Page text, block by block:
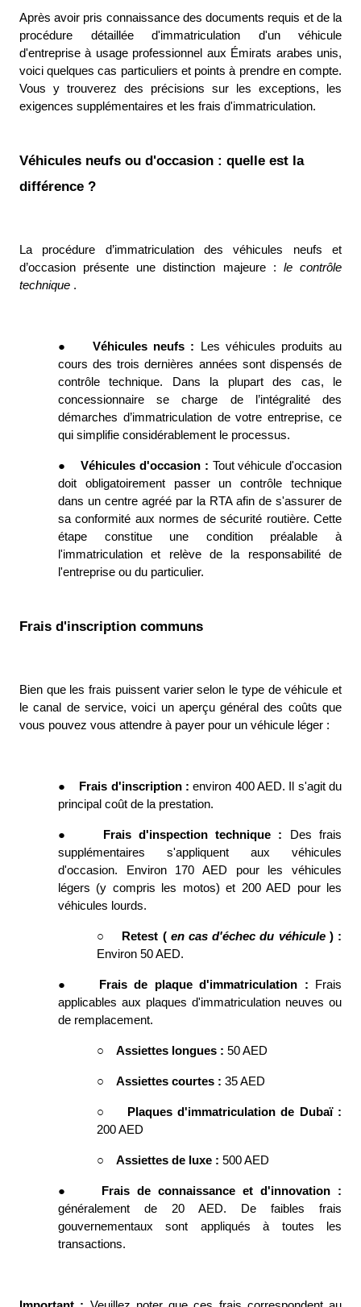
Après avoir pris connaissance des documents requis et de la
procédure détaillée d'immatriculation d'un véhicule
d'entreprise à usage professionnel aux Émirats arabes unis,
voici quelques cas particuliers et points à prendre en compte.
Vous y trouverez des précisions sur les exceptions, les
exigences supplémentaires et les frais d'immatriculation.
Véhicules neufs ou d'occasion : quelle est la
différence ?
La procédure d’immatriculation des véhicules neufs et
d’occasion présente une distinction majeure : le contrôle
technique .
● Véhicules neufs :
Les véhicules produits au
cours des trois dernières années sont dispensés de
contrôle technique. Dans la plupart des cas, le
concessionnaire se charge de l’intégralité des
démarches d’immatriculation de votre entreprise, ce
qui simplifie considérablement le processus.
● Véhicules d'occasion : Tout véhicule d'occasion
doit obligatoirement passer un contrôle technique
dans un centre agréé par la RTA afin de s'assurer de
sa conformité aux normes de sécurité routière. Cette
étape constitue une condition préalable à
l'immatriculation et relève de la responsabilité de
l'entreprise ou du particulier.
Frais d'inscription communs
Bien que les frais puissent varier selon le type de véhicule et
le canal de service, voici un aperçu général des coûts que
vous pouvez vous attendre à payer pour un véhicule léger :
● Frais d'inscription : environ 400 AED. Il s'agit du
principal coût de la prestation.
● Frais d'inspection technique :
Des frais
supplémentaires s'appliquent aux véhicules
d'occasion. Environ 170 AED pour les véhicules
légers (y compris les motos) et 200 AED pour les
véhicules lourds.
○ Retest ( en cas d'échec du véhicule
Environ 50 AED.
● Frais de plaque d'immatriculation :
Frais
applicables aux plaques d'immatriculation neuves ou
de remplacement.
○ Assiettes longues : 50 AED
○ Assiettes courtes : 35 AED
○
200 AED
○ Assiettes de luxe : 500 AED
●
généralement de 20 AED. De faibles frais
gouvernementaux sont appliqués à toutes les
transactions.